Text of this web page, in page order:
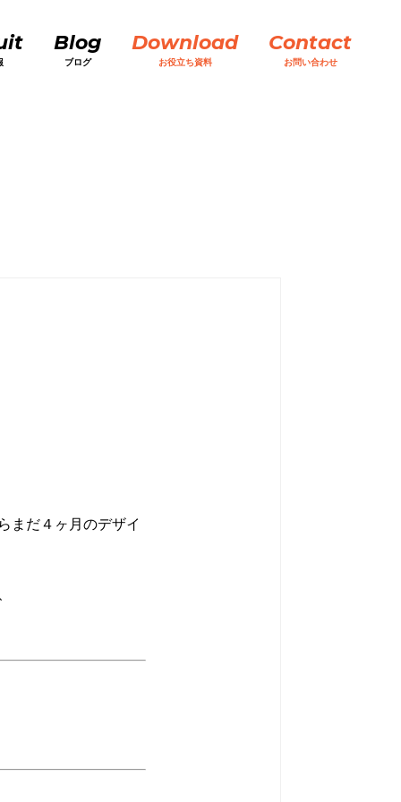
Blog
ブログ
Download
お役立ち資料
Contact
お問い合わせ
まだ４ヶ月のデザイ